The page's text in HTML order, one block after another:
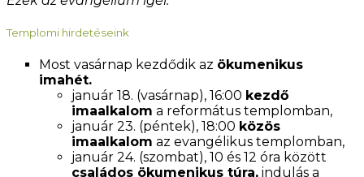
Templomi hirdetéseink
Most vasárnap kezdődik az ökumenikus
imahét.
január 18. (vasárnap), 16:00 kezdő
imaalkalom a református templomban,
január 23. (péntek), 18:00 közös
imaalkalom az evangélikus templomban,
január 24. (szombat), 10 és 12 óra között
családos ökumenikus túra, indulás a